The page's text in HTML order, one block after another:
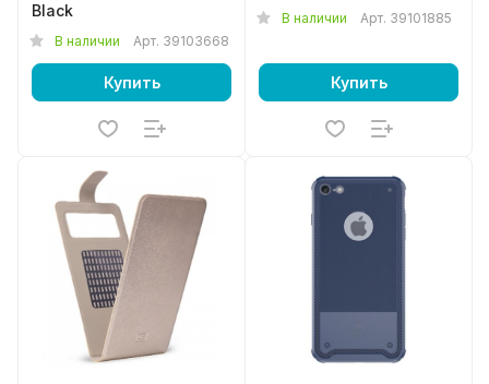
Black
В наличии Арт. 39103668
Купить
В наличии Арт. 39101885
Купить